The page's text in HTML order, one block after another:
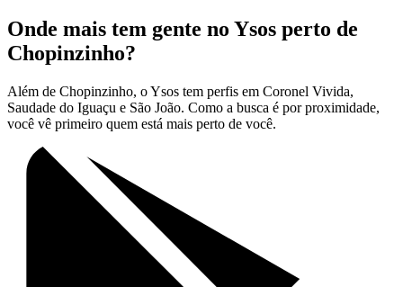
Onde mais tem gente no Ysos perto de
Chopinzinho?
Além de Chopinzinho, o Ysos tem perfis em Coronel Vivida,
Saudade do Iguaçu e São João. Como a busca é por proximidade,
você vê primeiro quem está mais perto de você.